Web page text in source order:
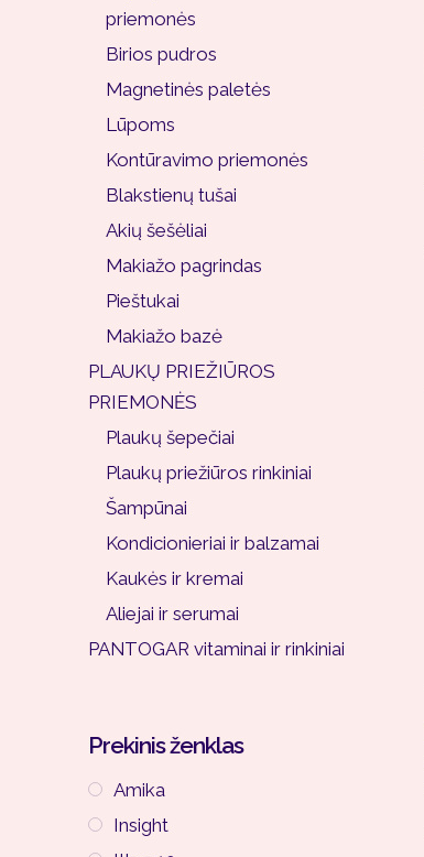
priemonės
Birios pudros
Magnetinės paletės
Lūpoms
Kontūravimo priemonės
Blakstienų tušai
Akių šešėliai
Makiažo pagrindas
Pieštukai
Makiažo bazė
PLAUKŲ PRIEŽIŪROS
PRIEMONĖS
Plaukų šepečiai
Plaukų priežiūros rinkiniai
Šampūnai
Kondicionieriai ir balzamai
Kaukės ir kremai
Aliejai ir serumai
PANTOGAR vitaminai ir rinkiniai
Prekinis ženklas
Amika
Insight